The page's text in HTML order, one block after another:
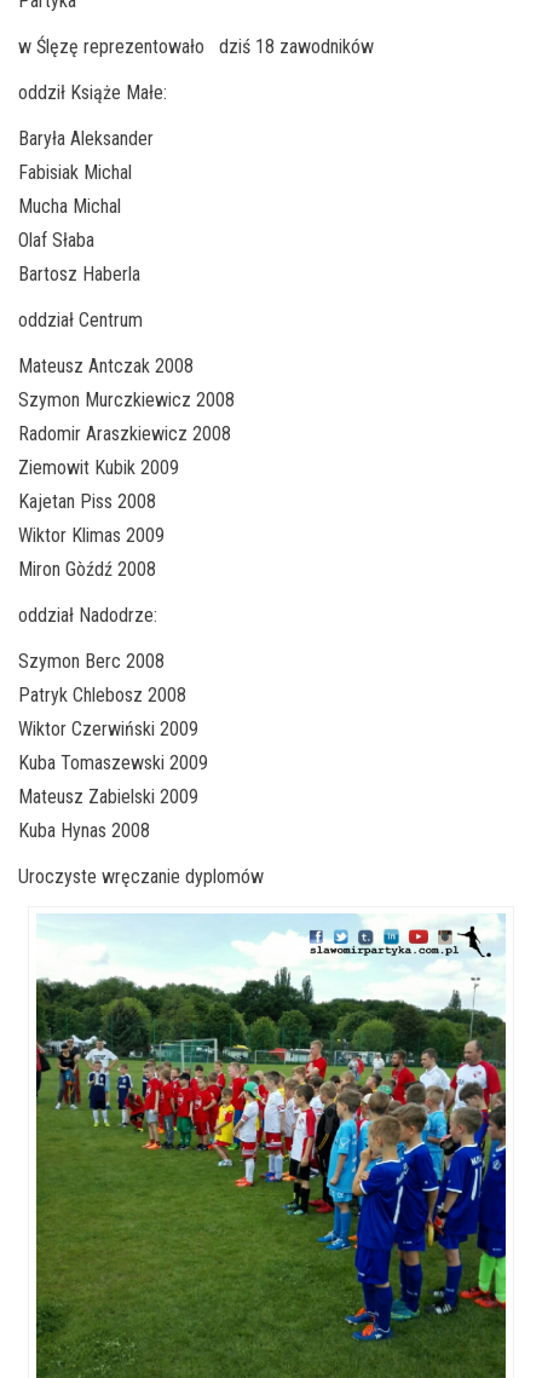
w Ślęzę reprezentowało dziś 18 zawodników
oddził Książe Małe:
Baryła Aleksander
Fabisiak Michal
Mucha Michal
Olaf Słaba
Bartosz Haberla
oddział Centrum
Mateusz Antczak 2008
Szymon Murczkiewicz 2008
Radomir Araszkiewicz 2008
Ziemowit Kubik 2009
Kajetan Piss 2008
Wiktor Klimas 2009
Miron Gòźdź 2008
oddział Nadodrze:
Szymon Berc 2008
Patryk Chlebosz 2008
Wiktor Czerwiński 2009
Kuba Tomaszewski 2009
Mateusz Zabielski 2009
Kuba Hynas 2008
Uroczyste wręczanie dyplomów